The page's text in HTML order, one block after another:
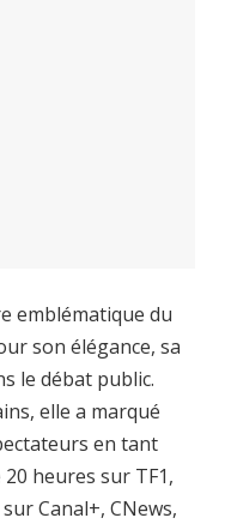
emblématique du
son élégance, sa
le débat public.
elle a marqué
en tant
heures sur TF1,
Canal+, CNews,